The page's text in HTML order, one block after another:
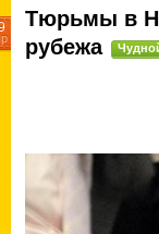
Тюрьмы в
рубежа